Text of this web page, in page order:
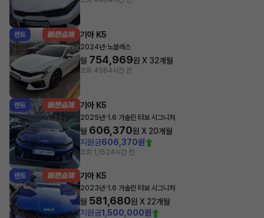
렌트 기아 K5
2024년·노블레스
월 754,969원 X 32개월
조회 4564시간 전
렌트 기아 K5
2025년·1.6 가솔린 터보 시그니처
월 606,370원 X 20개월
지원금606,370원
조회 1,1524시간 전
렌트 기아 K5
2023년·1.6 가솔린 터보 시그니처
월 581,680원 X 22개월
지원금1,500,000원